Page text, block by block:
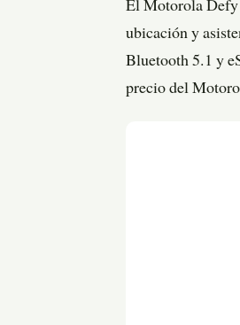
El Motorola Defy
ubicación y
Bluetooth 5.1 y
precio del